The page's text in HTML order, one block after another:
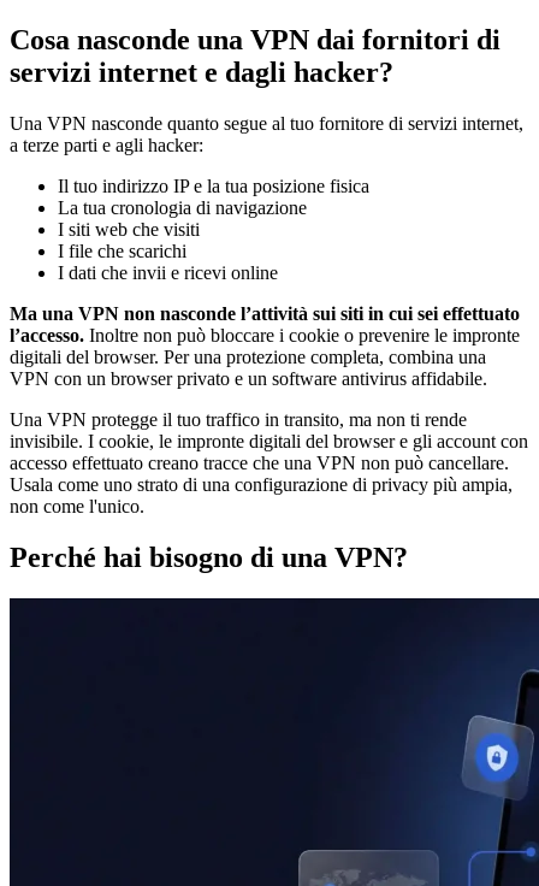
Cosa nasconde una VPN dai fornitori di
servizi internet e dagli hacker?
Una VPN nasconde quanto segue al tuo fornitore di servizi internet,
a terze parti e agli hacker:
Il tuo indirizzo IP e la tua posizione fisica
La tua cronologia di navigazione
I siti web che visiti
I file che scarichi
I dati che invii e ricevi online
Ma una VPN non nasconde l’attività sui siti in cui sei effettuato
l’accesso. Inoltre non può bloccare i cookie o prevenire le impronte
digitali del browser. Per una protezione completa, combina una
VPN con un browser privato e un software antivirus affidabile.
Una VPN protegge il tuo traffico in transito, ma non ti rende
invisibile. I cookie, le impronte digitali del browser e gli account con
accesso effettuato creano tracce che una VPN non può cancellare.
Usala come uno strato di una configurazione di privacy più ampia,
non come l'unico.
Perché hai bisogno di una VPN?